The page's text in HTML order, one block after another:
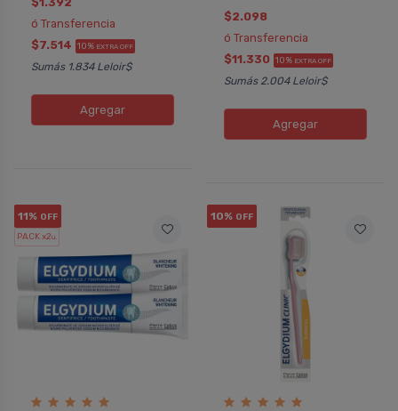
ó Transferencia
$7.514 10% EXTRA OFF
Sumás 1.834 Leloir$
Agregar
$2.098
ó Transferencia
$11.330 10% EXTRA OFF
Sumás 2.004 Leloir$
Agregar
11% OFF
PACK x2u.
10% OFF